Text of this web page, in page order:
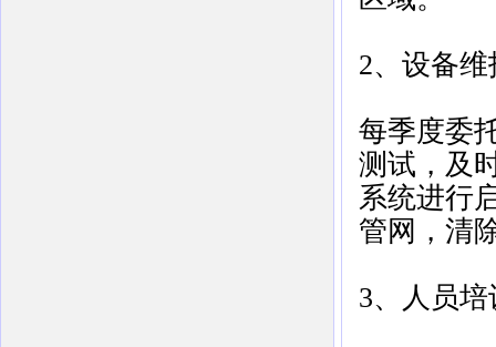
2、设备
每季度委
测试，及
系统进行
管网，清
3、人员